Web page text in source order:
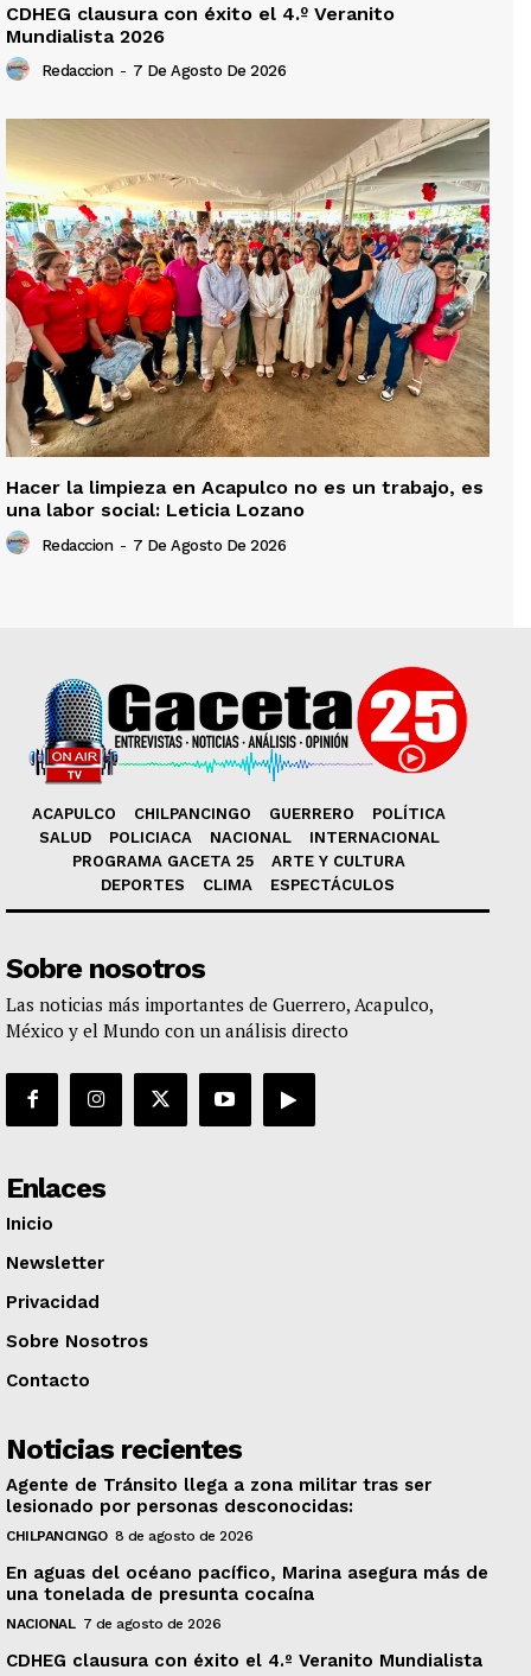
CDHEG clausura con éxito el 4.º Veranito
Mundialista 2026
Redaccion - 7 De Agosto De 2026
Hacer la limpieza en Acapulco no es un trabajo, es
una labor social: Leticia Lozano
Redaccion - 7 De Agosto De 2026
ACAPULCO CHILPANCINGO GUERRERO
POLÍTICA
SALUD
POLICIACA NACIONAL
INTERNACIONAL
PROGRAMA GACETA 25
ARTE Y CULTURA
DEPORTES
CLIMA ESPECTÁCULOS
Sobre nosotros
Las noticias más importantes de Guerrero, Acapulco,
México y el Mundo con un análisis directo
Enlaces
Inicio
Newsletter
Privacidad
Sobre Nosotros
Contacto
Noticias recientes
Agente de Tránsito llega a zona militar tras ser
lesionado por personas desconocidas:
CHILPANCINGO 8 de agosto de 2026
En aguas del océano pacífico, Marina asegura más de
una tonelada de presunta cocaína
NACIONAL 7 de agosto de 2026
CDHEG clausura con éxito el 4.º Veranito Mundialista